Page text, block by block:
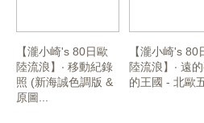
【瀧小崎's 80日歐
陸流浪】‧ 移動紀錄
照 (新海誠色調版 &
原圖...
【瀧小崎's 80
陸流浪】‧ 遠
的王國 - 北歐